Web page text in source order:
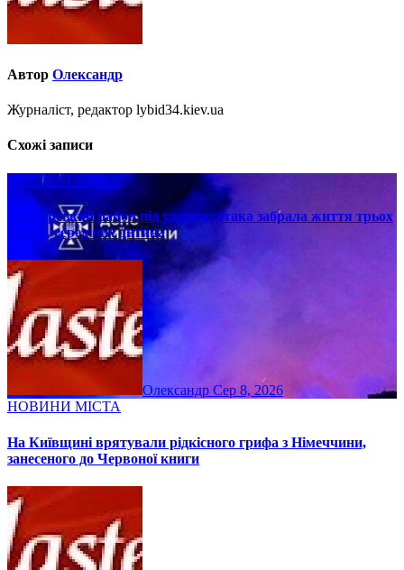
Автор Олександр
Журналіст, редактор lybid34.kiev.ua
Схожі записи
НОВИНИ МІСТА
Броварський район під ударом: атака забрала життя трьох
людей, серед них дитина
Олександр Сер 8, 2026
НОВИНИ МІСТА
На Київщині врятували рідкісного грифа з Німеччини,
занесеного до Червоної книги